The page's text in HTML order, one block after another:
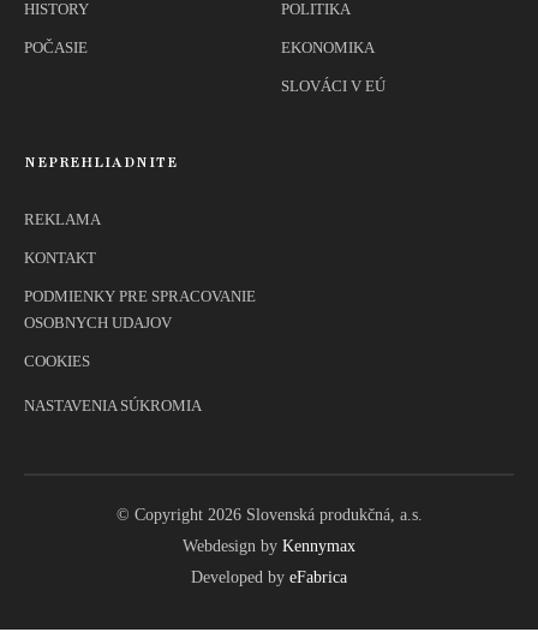
HISTORY
POČASIE
POLITIKA
EKONOMIKA
SLOVÁCI V EÚ
NEPREHLIADNITE
REKLAMA
KONTAKT
PODMIENKY PRE SPRACOVANIE
OSOBNYCH UDAJOV
COOKIES
NASTAVENIA SÚKROMIA
© Copyright 2026 Slovenská produkčná, a.s.
Webdesign by Kennymax
Developed by eFabrica